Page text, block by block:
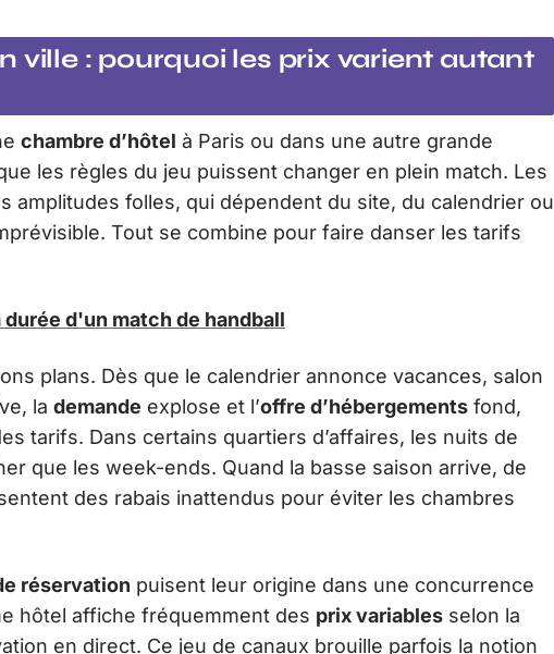
ville : pourquoi les prix varient autant
chambre d’hôtel à Paris ou dans une autre grande
les règles du jeu puissent changer en plein match. Les
amplitudes folles, qui dépendent du site, du calendrier ou
Tout se combine pour faire danser les tarifs
d'un match de handball
plans. Dès que le calendrier annonce vacances, salon
la demande explose et l’offre d’hébergements fond,
tarifs. Dans certains quartiers d’affaires, les nuits de
que les week-ends. Quand la basse saison arrive, de
des rabais inattendus pour éviter les chambres
réservation puisent leur origine dans une concurrence
hôtel affiche fréquemment des prix variables selon la
en direct. Ce jeu de canaux brouille parfois la notion